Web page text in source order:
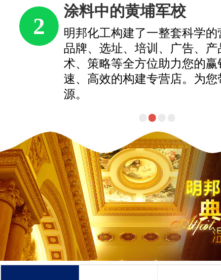
2
涂料中的黄埔军校
明邦化工构建了一整套科学
品牌、选址、培训、广告、
术、策略等全方位助力您的
速、高效的构建专营店。为
源。